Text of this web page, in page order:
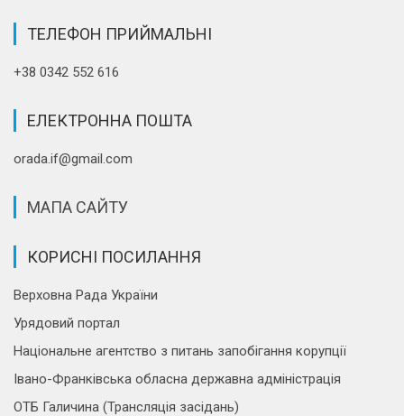
ТЕЛЕФОН ПРИЙМАЛЬНІ
+38 0342 552 616
ЕЛЕКТРОННА ПОШТА
orada.if@gmail.com
МАПА САЙТУ
КОРИСНІ ПОСИЛАННЯ
Верховна Рада України
Урядовий портал
Національне агентство з питань запобігання корупції
Івано-Франківська обласна державна адміністрація
ОТБ Галичина (Трансляція засідань)